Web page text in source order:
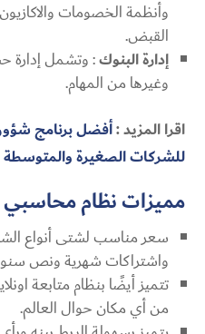
وأنظمة الخصومات
القبض.
إدارة البنوك: وتشمل إدارة
وغيرها من المهام.
اقرا المزيد :أفضل برنامج
للشركات الصغيرة والمتوسطة
مميزات نظام محاسبي
سعر مناسب لشتى أنواع
واشتراكات شهرية ونص
تتميز أيضًا بنظام متابعة
من أي مكان حوال العالم.